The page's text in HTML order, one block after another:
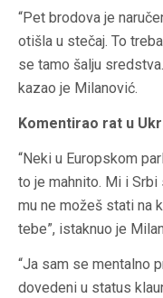
“Pet brodova je
otišla u stečaj. To
se tamo šalju
kazao je Milanović.
Komentirao rat u
“Neki u Europskom
to je mahnito. Mi i
mu ne možeš stati na
tebe”, istaknuo je
“Ja sam se mentalno
dovedeni u status